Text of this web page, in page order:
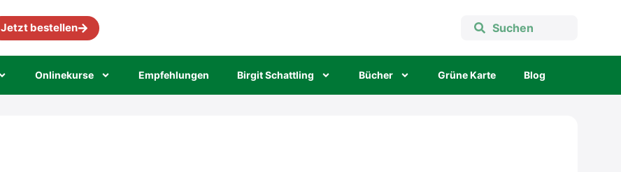
Jetzt bestellen
Online­kur­se Emp­feh­lun­gen Bir­git Schatt­ling Bücher Grü­ne Kar­te Blog